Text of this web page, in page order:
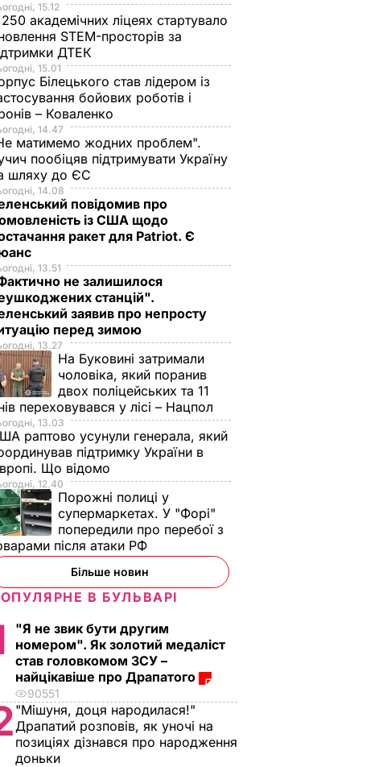
15.12
академічних ліцеях стартувало
STEM-просторів за
ДТЕК​
15.01
Білецького став лідером із
бойових роботів і
– Коваленко
14.47
матимемо жодних проблем".
пообіцяв підтримувати Україну
шляху до ЄС
14.08
повідомив про
із США щодо
ракет для Patriot. Є
13.51
не залишилося
станцій".
заявив про непросту
перед зимою
13.27
На Буковині затримали
чоловіка, який поранив
двох поліцейських та 11
переховувався у лісі – Нацпол
13.03
раптово усунули генерала, який
підтримку України в
Що відомо
12.40
Порожні полиці у
супермаркетах. У "Форі"
попередили про перебої з
після атаки РФ
Більше новин
В БУЛЬВАРІ
"Я не звик бути другим
номером". Як золотий медаліст
став головкомом ЗСУ –
найцікавіше про Драпатого
90551
"Мішуня, доця народилася!"
Драпатий розповів, як уночі на
позиціях дізнався про народження
доньки